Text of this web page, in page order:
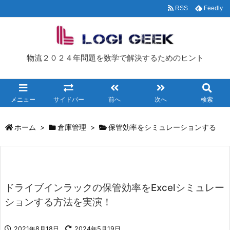
物流２０２４年問題を数学で解決するためのヒント
メニュー サイドバー 前へ 次へ 検索
RSS Feedly
ホーム > 倉庫管理 > 保管効率をシミュレーションする
ドライブインラックの保管効率をExcelシミュレー
ションする方法を実演！